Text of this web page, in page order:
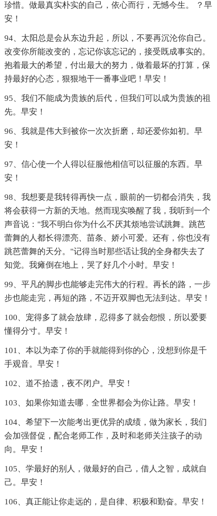
珍惜。做最真实朴实的自己，依心而行，无憾今生。 ？早
安！
94、太阳总是会从东边升起，所以，不要再沉沦你自己。
改变你所能改变的，忘记你该忘记的，接受既成事实的。
抱着最大的希望，付出最大的努力，做着最坏的打算，保
持最好的心态，狠狠地干一番事业吧！早安！
95、我们不能成为贵族的后代，但我们可以成为贵族的祖
先。早安！
96、我就是伟大到被你一次次折磨，却还爱你如初。早
安！
97、信心使一个人得以征服他相信可以征服的东西。早
安！
98、我想要是我转得再快一点，眼前的一切都会消失，我
将会获得一方新的天地。然而现实唤醒了我，我听到一个
声音说："我不明白你为什么不厌其烦地尝试跳舞。跳芭
蕾舞的人都长得漂亮、苗条、娇小可爱。还有，你也没有
跳芭蕾舞的天分。"记得当时那些话让我的全身都失去了
知觉。我瘫倒在地上，哭了好几个小时。早安！
99、平凡的脚步也能够走完伟大的行程。再长的路，一步
步也能走完，再短的路，不迈开双脚也无法到达。早安！
100、宠得多了就会放肆，忍得多了就会怨恨，所以爱要
懂得分寸。早安！
101、本以为牵了你的手就能得到你的心，没想到你是千
手观音。早安！
102、道不拾遗，夜不闭户。早安！
103、如果你知道去哪﹐全世界都会为你让路。早安！
104、希望下一次能考出更优异的成绩，做为家长，我们
会加强督促，配合老师工作，及时和老师关注孩子的动
向。早安！
105、学最好的别人，做最好的自己，借人之智，成就自
己。早安！
106、真正能让你走远的，是自律、积极和勤奋。早安！